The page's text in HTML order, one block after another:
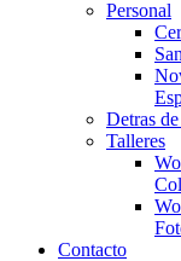
Personal
Detras
Talleres
Contacto